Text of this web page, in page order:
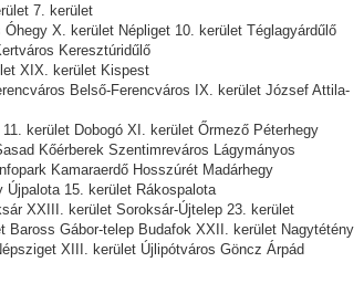
7. kerület
X. kerület Népliget 10. kerület Téglagyárdűlő
Keresztúridűlő
XIX. kerület Kispest
Belső-Ferencváros IX. kerület József Attila-
kerület Dobogó XI. kerület Őrmező Péterhegy
Kőérberek Szentimreváros Lágymányos
Kamaraerdő Hosszúrét Madárhegy
15. kerület Rákospalota
XXIII. kerület Soroksár-Újtelep 23. kerület
Baross Gábor-telep Budafok XXII. kerület Nagytétény
XIII. kerület Újlipótváros Göncz Árpád